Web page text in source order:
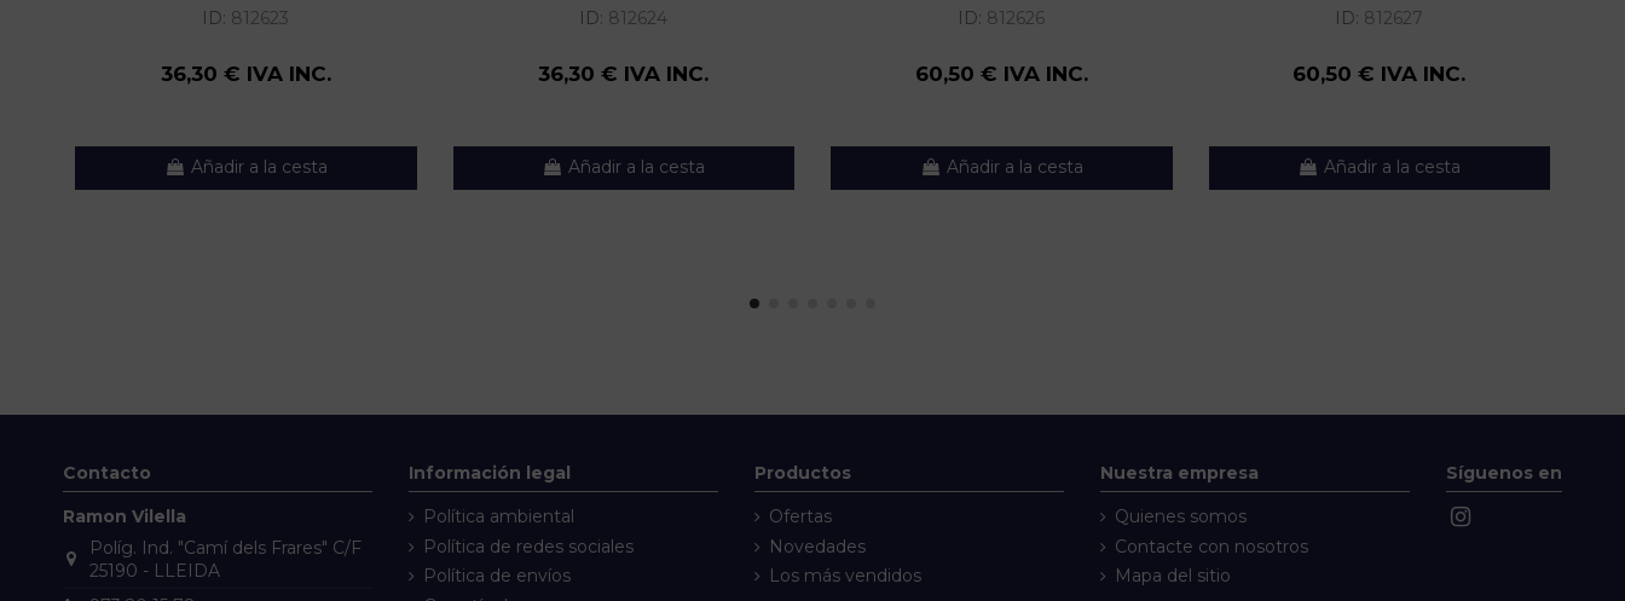
ID: 812623
36,30 € IVA INC.
Añadir a la cesta
ID: 812624
36,30 € IVA INC.
Añadir a la cesta
ID: 812626
60,50 € IVA INC.
Añadir a la cesta
ID: 812627
60,50 € IVA INC.
Añadir a la cesta
Contacto
Ramon Vilella
Políg. Ind. "Camí dels Frares" C/F
25190 - LLEIDA
Información legal
Política ambiental
Política de redes sociales
Política de envíos
Productos
Ofertas
Novedades
Los más vendidos
Nuestra empresa
Quienes somos
Contacte con nosotros
Mapa del sitio
Síguenos en